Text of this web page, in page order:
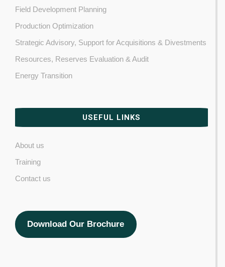
Field Development Planning
Production Optimization
Strategic Advisory, Support for Acquisitions & Divestments
Resources, Reserves Evaluation & Audit
Energy Transition
USEFUL LINKS
About us
Training
Contact us
Download Our Brochure